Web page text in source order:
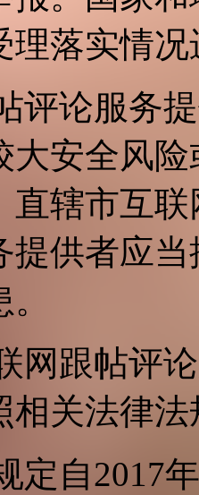
理落实情
评论服务
大安全风
直辖市互
提供者应
网跟帖评
相关法律
定自2017